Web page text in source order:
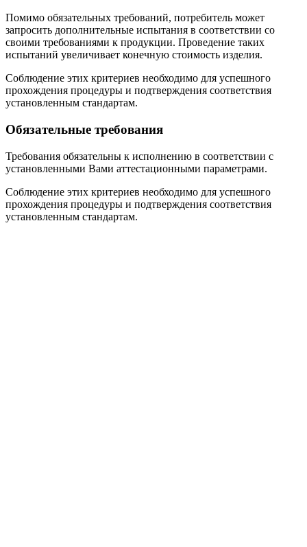
Помимо обязательных требований, потребитель может
запросить дополнительные испытания в соответствии со
своими требованиями к продукции. Проведение таких
испытаний увеличивает конечную стоимость изделия.
Соблюдение этих критериев необходимо для успешного
прохождения процедуры и подтверждения соответствия
установленным стандартам.
Обязательные требования
Требования обязательны к исполнению в соответствии с
установленными Вами аттестационными параметрами.
Соблюдение этих критериев необходимо для успешного
прохождения процедуры и подтверждения соответствия
установленным стандартам.